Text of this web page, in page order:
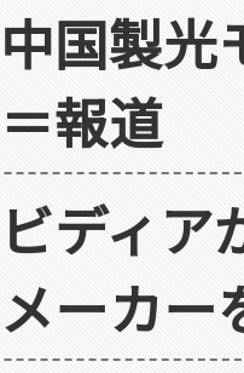
国製光
報道
ディア
ーカー